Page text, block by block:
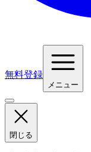
無料登録
メニュー
閉じる